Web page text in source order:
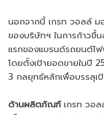
นอกจากนี้ เกรท วอลล์ ม
ของบริษัทฯ ในการก้าวขึ้
แรกของแบรนด์รถยนต์ไฟ
โดยตั้งเป้ายอดขายในปี
3 กลยุทธ์หลักเพื่อบรรลุเ
ด้านผลิตภัณฑ์เกรท วอล